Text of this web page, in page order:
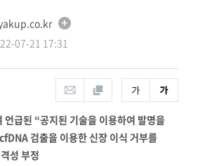
07-21 17:31
급된 “공지된 기술을 이용하여 발명을
검출을 이용한 신장 이식 거부를
성 부정